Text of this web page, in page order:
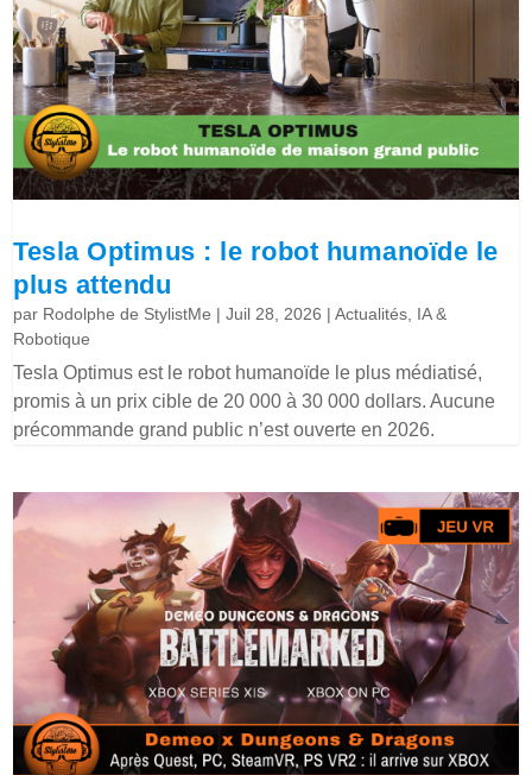
Tesla Optimus : le robot humanoïde le
plus attendu
par Rodolphe de StylistMe |Juil 28, 2026 |Actualités IA &
Robotique
Tesla Optimus est le robot humanoïde le plus médiatisé,
promis à un prix cible de 20 000 à 30 000 dollars. Aucune
précommande grand public n’est ouverte en 2026.